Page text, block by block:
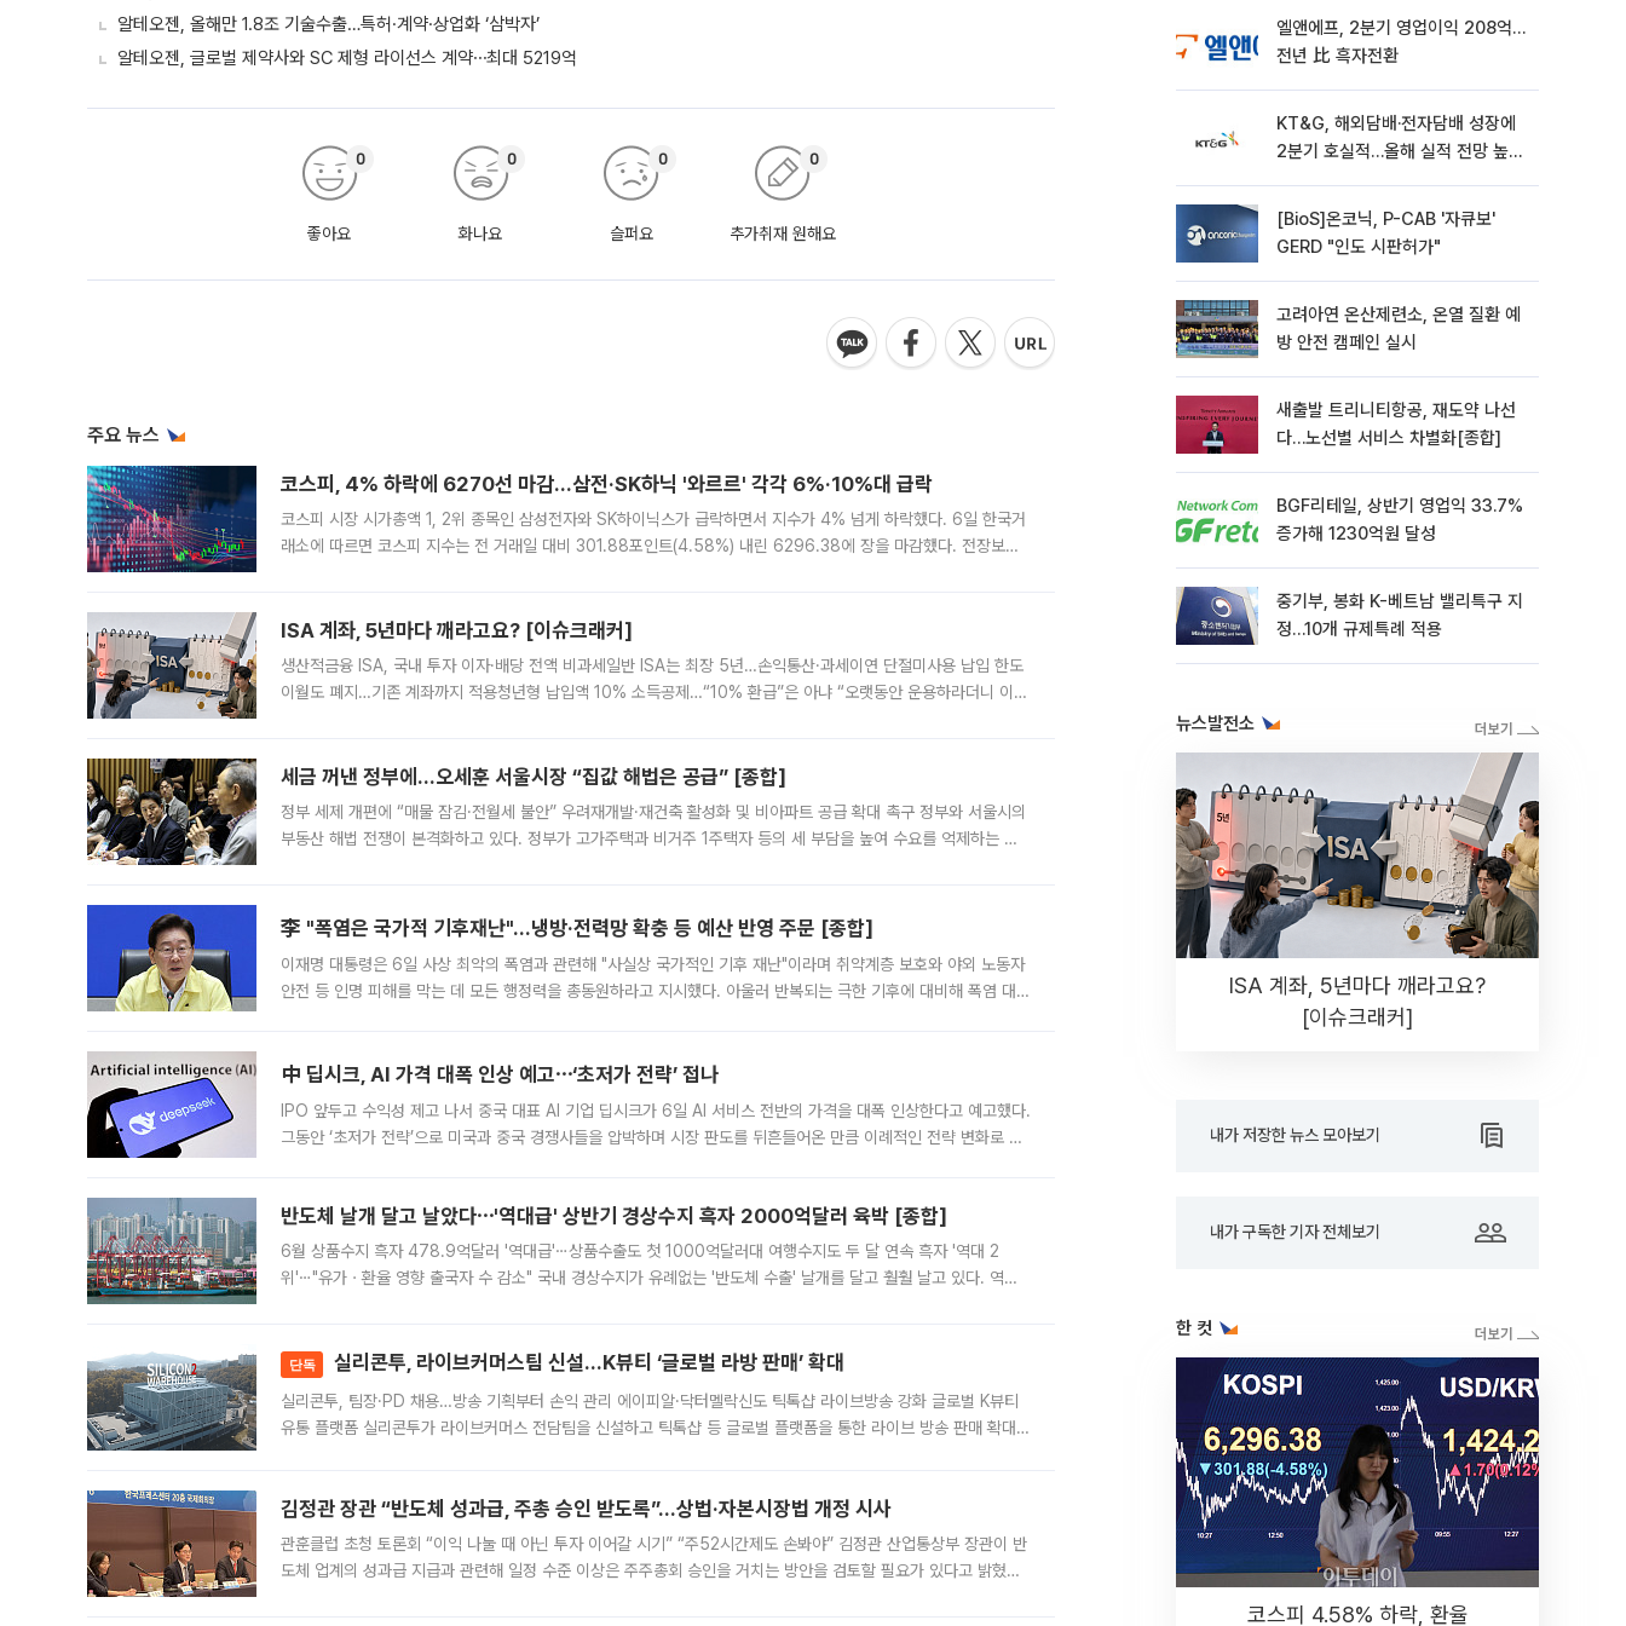
알테오젠, 올해만 1.8조 기술수출…특허·계약·상업화 ‘삼박자’
알테오젠, 글로벌 제약사와 SC 제형 라이선스 계약⋯최대 5219억
좋아요
0
화나요
0
슬퍼요
0
추가취재 원해요
0
주요 뉴스
코스피, 4% 하락에 6270선 마감…삼전·SK하닉 '와르르' 각각 6%·10%대 급락
코스피 시장 시가총액 1, 2위 종목인 삼성전자와 SK하이닉스가 급락하면서 지수가 4% 넘게 하락했다. 6일 한국거
래소에 따르면 코스피 지수는 전 거래일 대비 301.88포인트(4.58%) 내린 6296.38에 장을 마감했다. 전장보다
ISA 계좌, 5년마다 깨라고요? [이슈크래커]
생산적금융 ISA, 국내 투자 이자·배당 전액 비과세일반 ISA는 최장 5년…손익통산·과세이연 단절미사용 납입 한도
이월도 폐지…기존 계좌까지 적용청년형 납입액 10% 소득공제…“10% 환급”은 아냐 “오랫동안 운용하라더니 이제
세금 꺼낸 정부에…오세훈 서울시장 “집값 해법은 공급” [종합]
정부 세제 개편에 “매물 잠김·전월세 불안” 우려재개발·재건축 활성화 및 비아파트 공급 확대 촉구 정부와 서울시의
부동산 해법 전쟁이 본격화하고 있다. 정부가 고가주택과 비거주 1주택자 등의 세 부담을 높여 수요를 억제하는 카
李 "폭염은 국가적 기후재난"…냉방·전력망 확충 등 예산 반영 주문 [종합]
이재명 대통령은 6일 사상 최악의 폭염과 관련해 "사실상 국가적인 기후 재난"이라며 취약계층 보호와 야외 노동자
안전 등 인명 피해를 막는 데 모든 행정력을 총동원하라고 지시했다. 아울러 반복되는 극한 기후에 대비해 폭염 대응
中 딥시크, AI 가격 대폭 인상 예고⋯‘초저가 전략’ 접나
IPO 앞두고 수익성 제고 나서 중국 대표 AI 기업 딥시크가 6일 AI 서비스 전반의 가격을 대폭 인상한다고 예고했다.
그동안 ‘초저가 전략’으로 미국과 중국 경쟁사들을 압박하며 시장 판도를 뒤흔들어온 만큼 이례적인 전략 변화로 평
반도체 날개 달고 날았다⋯'역대급' 상반기 경상수지 흑자 2000억달러 육박 [종합]
6월 상품수지 흑자 478.9억달러 '역대급'⋯상품수출도 첫 1000억달러대 여행수지도 두 달 연속 흑자 '역대 2
위'⋯"유가ㆍ환율 영향 출국자 수 감소" 국내 경상수지가 유례없는 '반도체 수출' 날개를 달고 훨훨 날고 있다. 역대
단독 실리콘투, 라이브커머스팀 신설…K뷰티 ‘글로벌 라방 판매’ 확대
실리콘투, 팀장·PD 채용…방송 기획부터 손익 관리 에이피알·닥터멜락신도 틱톡샵 라이브방송 강화 글로벌 K뷰티
유통 플랫폼 실리콘투가 라이브커머스 전담팀을 신설하고 틱톡샵 등 글로벌 플랫폼을 통한 라이브 방송 판매 확대에
김정관 장관 “반도체 성과급, 주총 승인 받도록”…상법·자본시장법 개정 시사
관훈클럽 초청 토론회 “이익 나눌 때 아닌 투자 이어갈 시기” “주52시간제도 손봐야” 김정관 산업통상부 장관이 반
도체 업계의 성과급 지급과 관련해 일정 수준 이상은 주주총회 승인을 거치는 방안을 검토할 필요가 있다고 밝혔다.
엘앤에프, 2분기 영업이익 208억…
전년 比 흑자전환
KT&G, 해외담배·전자담배 성장에
2분기 호실적…올해 실적 전망 높였
[BioS]온코닉, P-CAB '자큐보'
GERD "인도 시판허가"
고려아연 온산제련소, 온열 질환 예
방 안전 캠페인 실시
새출발 트리니티항공, 재도약 나선
다…노선별 서비스 차별화[종합]
BGF리테일, 상반기 영업익 33.7%
증가해 1230억원 달성
중기부, 봉화 K-베트남 밸리특구 지
정…10개 규제특례 적용
뉴스발전소
ISA 계좌, 5년마다 깨라고요?
[이슈크래커]
내가 저장한 뉴스 모아보기
내가 구독한 기자 전체보기
한 컷
코스피 4.58% 하락, 환율